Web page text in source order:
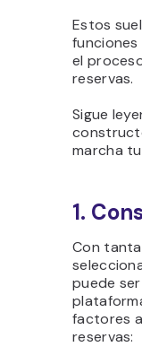
Estos
funciones
el
reservas.
Sigue
marcha
1.
Con
puede
factores
reservas: